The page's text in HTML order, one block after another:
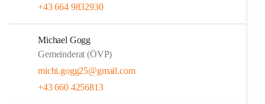
+43 664 9832930
Michael Gogg
Gemeinderat (ÖVP)
michi.gogg25@gmail.com
+43 660 4256813